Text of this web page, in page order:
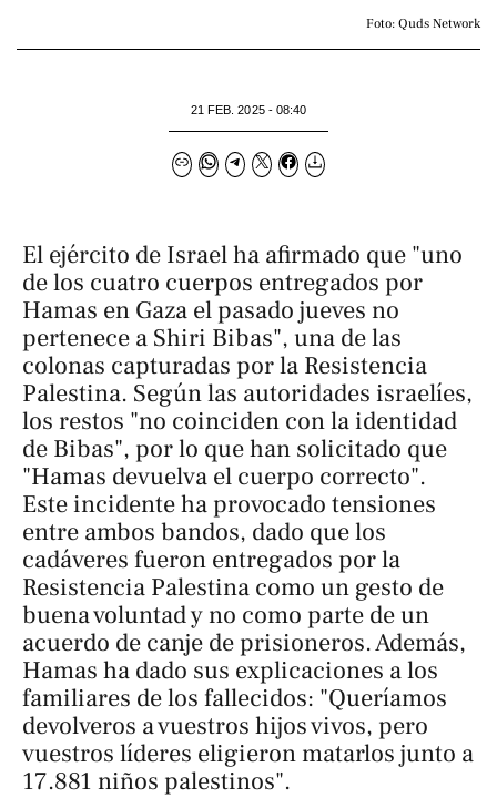
Foto: Quds Network
21 FEB. 2025 - 08:40
El ejército de Israel ha afirmado que "uno
de los cuatro cuerpos entregados por
Hamas en Gaza el pasado jueves no
pertenece a Shiri Bibas", una de las
colonas capturadas por la Resistencia
Palestina. Según las autoridades israelíes,
los restos "no coinciden con la identidad
de Bibas", por lo que han solicitado que
"Hamas devuelva el cuerpo correcto".
Este incidente ha provocado tensiones
entre ambos bandos, dado que los
cadáveres fueron entregados por la
Resistencia Palestina como un gesto de
buena voluntad y no como parte de un
acuerdo de canje de prisioneros. Además,
Hamas ha dado sus explicaciones a los
familiares de los fallecidos: "Queríamos
devolveros a vuestros hijos vivos, pero
vuestros líderes eligieron matarlos junto a
17.881 niños palestinos".